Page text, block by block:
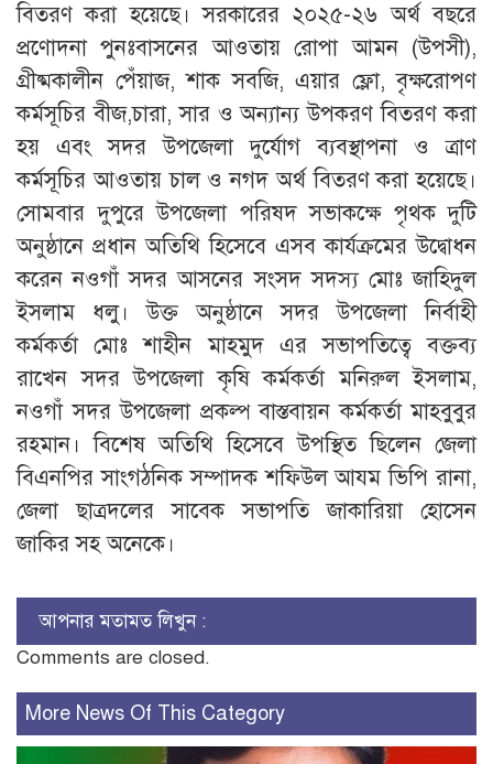
বিতরণ করা হয়েছে। সরকারের ২০২৫-২৬ অর্থ বছরে
প্রণোদনা পুনঃবাসনের আওতায় রোপা আমন (উপসী),
গ্রীষ্মকালীন পেঁয়াজ, শাক সবজি, এয়ার ফ্লো, বৃক্ষরোপণ
কর্মসূচির বীজ,চারা, সার ও অন্যান্য উপকরণ বিতরণ করা
হয় এবং সদর উপজেলা দুর্যোগ ব্যবস্থাপনা ও ত্রাণ
কর্মসূচির আওতায় চাল ও নগদ অর্থ বিতরণ করা হয়েছে।
সোমবার দুপুরে উপজেলা পরিষদ সভাকক্ষে পৃথক দুটি
অনুষ্ঠানে প্রধান অতিথি হিসেবে এসব কার্যক্রমের উদ্বোধন
করেন নওগাঁ সদর আসনের সংসদ সদস্য মোঃ জাহিদুল
ইসলাম ধলু। উক্ত অনুষ্ঠানে সদর উপজেলা নির্বাহী
কর্মকর্তা মোঃ শাহীন মাহমুদ এর সভাপতিত্বে বক্তব্য
রাখেন সদর উপজেলা কৃষি কর্মকর্তা মনিরুল ইসলাম,
নওগাঁ সদর উপজেলা প্রকল্প বাস্তবায়ন কর্মকর্তা মাহবুবুর
রহমান। বিশেষ অতিথি হিসেবে উপস্থিত ছিলেন জেলা
বিএনপির সাংগঠনিক সম্পাদক শফিউল আযম ভিপি রানা,
জেলা ছাত্রদলের সাবেক সভাপতি জাকারিয়া হোসেন
জাকির সহ অনেকে।
আপনার মতামত লিখুন :
Comments are closed.
More News Of This Category